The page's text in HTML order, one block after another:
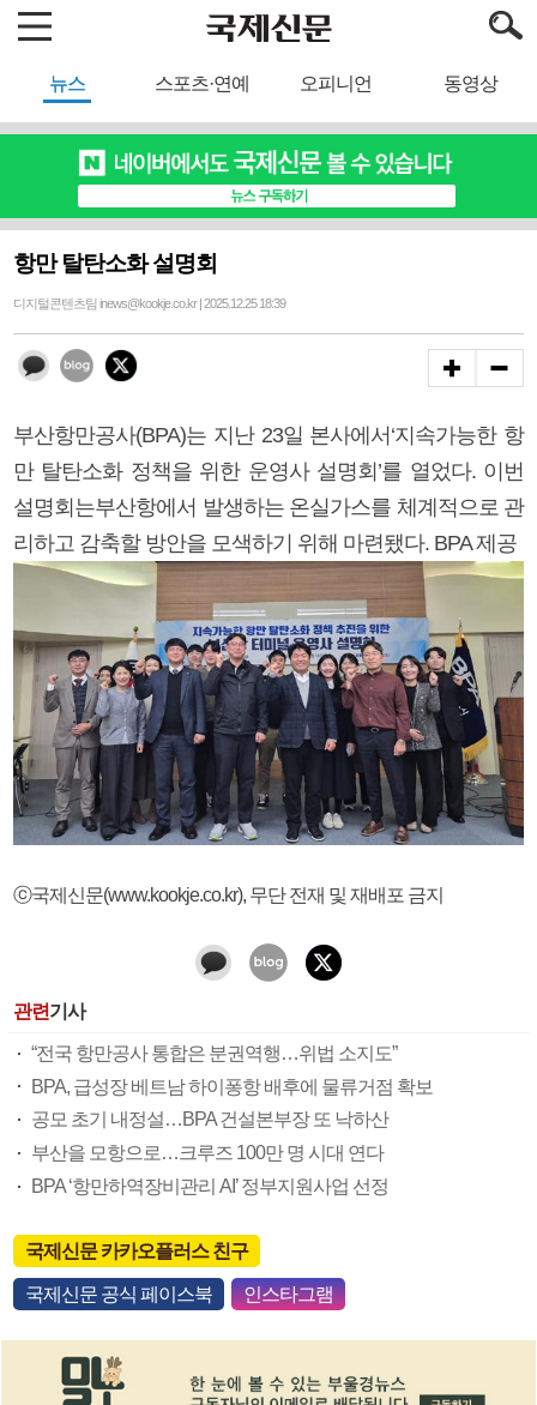
뉴스 스포츠·연예 오피니언 동영상
항만 탈탄소화 설명회
디지털콘텐츠팀 inews@kookje.co.kr | 2025.12.25 18:39
부산항만공사(BPA)는 지난 23일 본사에서‘지속가능한 항
만 탈탄소화 정책을 위한 운영사 설명회’를 열었다. 이번
설명회는부산항에서 발생하는 온실가스를 체계적으로 관
리하고 감축할 방안을 모색하기 위해 마련됐다. BPA 제공
ⓒ국제신문(www.kookje.co.kr), 무단 전재 및 재배포 금지
관련기사
“전국 항만공사 통합은 분권역행…위법 소지도”
BPA, 급성장 베트남 하이퐁항 배후에 물류거점 확보
공모 초기 내정설…BPA 건설본부장 또 낙하산
부산을 모항으로…크루즈 100만 명 시대 연다
BPA ‘항만하역장비관리 AI’ 정부지원사업 선정
국제신문 카카오플러스 친구
국제신문 공식 페이스북 인스타그램